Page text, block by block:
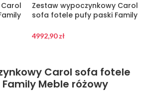
Zestaw wypoczynkowy Carol
sofa fotele pufy paski Family
4992,90zł
Carol sofa fotele
Meble różowy